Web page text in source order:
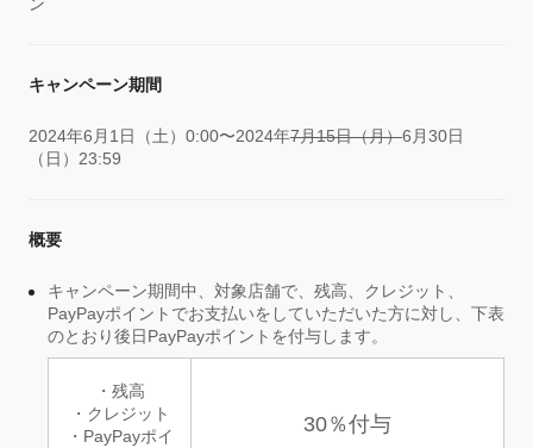
ン
キャンペーン期間
2024年6月1日（土）0:00〜2024年7月15日（月）6月30日
（日）23:59
概要
キャンペーン期間中、対象店舗で、残高、クレジット、
PayPayポイントでお支払いをしていただいた方に対し、下表
のとおり後日PayPayポイントを付与します。
・残高
・クレジット
・PayPayポイ
30％付与